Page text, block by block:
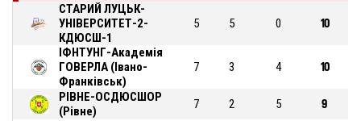
СТАРИЙ ЛУЦЬК-
УНІВЕРСИТЕТ-2-
КДЮСШ-1
5 5 0 10
ІФНТУНГ-Академія
ГОВЕРЛА (Івано-
Франківськ)
7 3 4 10
РІВНЕ-ОСДЮСШОР
(Рівне)
7 2 5 9